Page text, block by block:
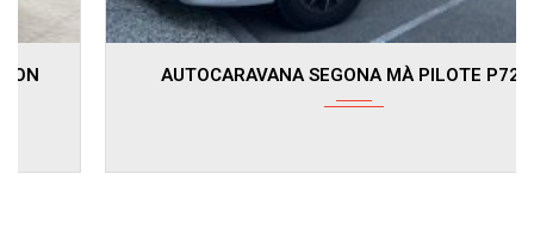
2022 39400
AUTOCARAVANA SEGONA MÀ PILOTE P726 P